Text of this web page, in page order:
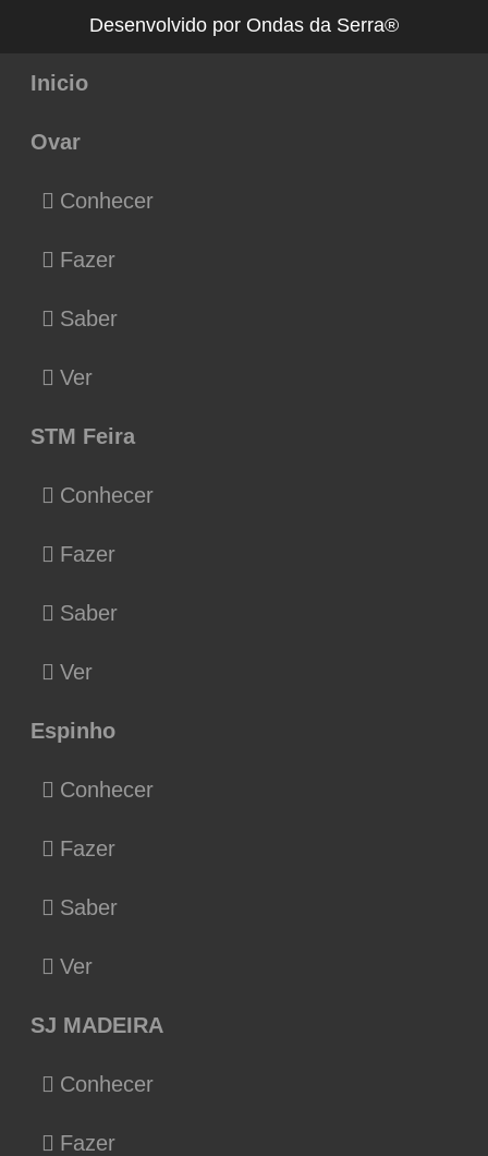
Desenvolvido por Ondas da Serra®
Inicio
Ovar
Conhecer
Fazer
Saber
Ver
STM Feira
Conhecer
Fazer
Saber
Ver
Espinho
Conhecer
Fazer
Saber
Ver
SJ MADEIRA
Conhecer
Fazer